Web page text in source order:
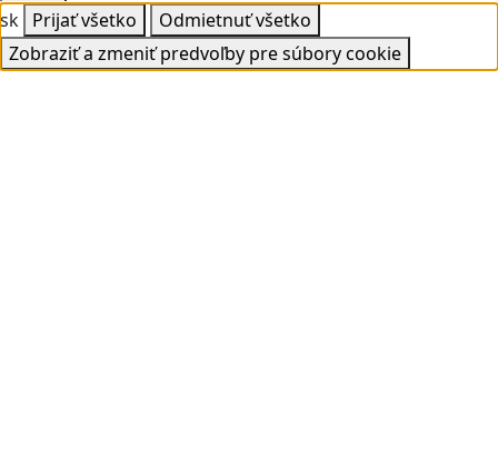
sk Prijať všetko
Odmietnuť všetko
Zobraziť a zmeniť predvoľby pre súbory cookie